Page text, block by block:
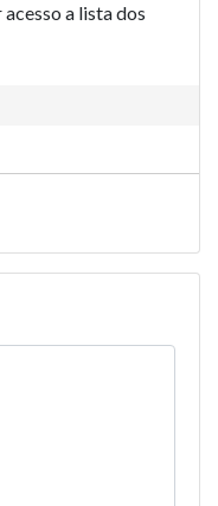
a lista dos